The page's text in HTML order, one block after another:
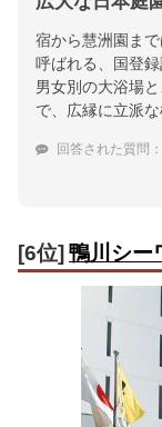
宿から慧洲園ま
呼ばれる、国登
男女別の大浴場
で、広縁に立派
回答された質問：
[6位]鴨川シー